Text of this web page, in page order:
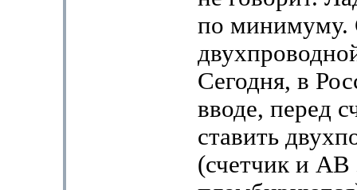
по минимуму.
Сегодня, в
вводе, перед
ставить
(счетчик и АВ